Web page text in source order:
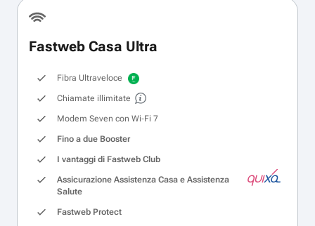
Fastweb Casa Ultra
Fibra Ultraveloce
Chiamate illimitate
Modem Seven con Wi‑Fi 7
Fino a due Booster
I vantaggi di Fastweb Club
Assicurazione Assistenza Casa e Assistenza
Salute
Fastweb Protect